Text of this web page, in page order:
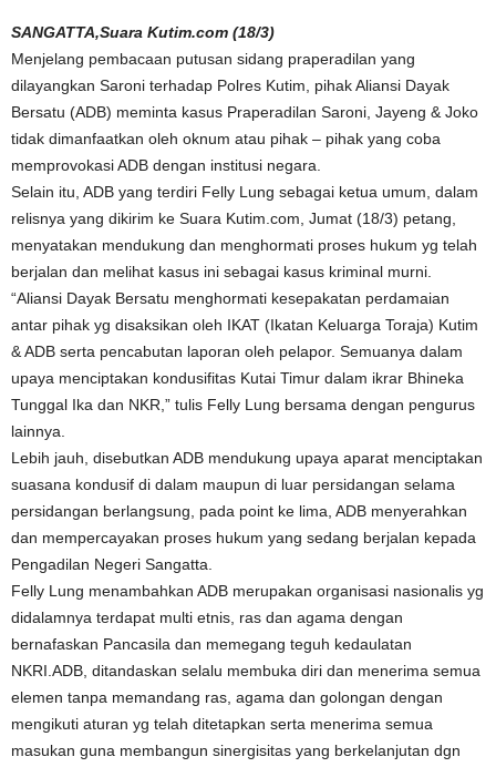
SANGATTA,Suara Kutim.com (18/3)
Menjelang pembacaan putusan sidang praperadilan yang
dilayangkan Saroni terhadap Polres Kutim, pihak Aliansi Dayak
Bersatu (ADB) meminta kasus Praperadilan Saroni, Jayeng & Joko
tidak dimanfaatkan oleh oknum atau pihak – pihak yang coba
memprovokasi ADB dengan institusi negara.
Selain itu, ADB yang terdiri Felly Lung sebagai ketua umum, dalam
relisnya yang dikirim ke Suara Kutim.com, Jumat (18/3) petang,
menyatakan mendukung dan menghormati proses hukum yg telah
berjalan dan melihat kasus ini sebagai kasus kriminal murni.
“Aliansi Dayak Bersatu menghormati kesepakatan perdamaian
antar pihak yg disaksikan oleh IKAT (Ikatan Keluarga Toraja) Kutim
& ADB serta pencabutan laporan oleh pelapor. Semuanya dalam
upaya menciptakan kondusifitas Kutai Timur dalam ikrar Bhineka
Tunggal Ika dan NKR,” tulis Felly Lung bersama dengan pengurus
lainnya.
Lebih jauh, disebutkan ADB mendukung upaya aparat menciptakan
suasana kondusif di dalam maupun di luar persidangan selama
persidangan berlangsung, pada point ke lima, ADB menyerahkan
dan mempercayakan proses hukum yang sedang berjalan kepada
Pengadilan Negeri Sangatta.
Felly Lung menambahkan ADB merupakan organisasi nasionalis yg
didalamnya terdapat multi etnis, ras dan agama dengan
bernafaskan Pancasila dan memegang teguh kedaulatan
NKRI.ADB, ditandaskan selalu membuka diri dan menerima semua
elemen tanpa memandang ras, agama dan golongan dengan
mengikuti aturan yg telah ditetapkan serta menerima semua
masukan guna membangun sinergisitas yang berkelanjutan dgn